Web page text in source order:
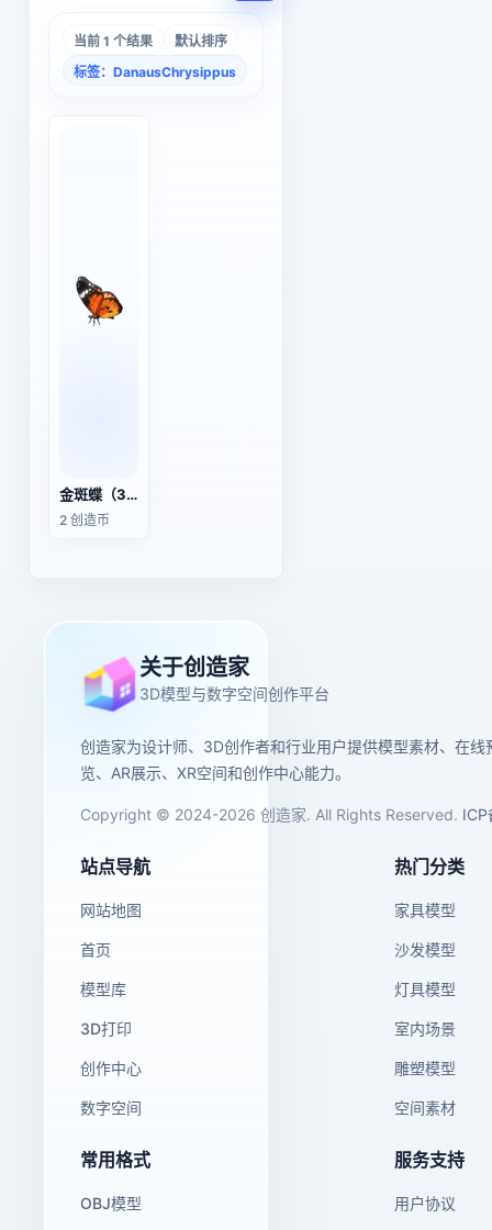
当前 1 个结果
默认排序
标签：DanausChrysippus
金斑蝶（3D动画模型）
2 创造币
关于创造家
3D模型与数字空间创作平台
创造家为设计师、3D创作者和行业用户提供模型素材、在线
览、AR展示、XR空间和创作中心能力。
Copyright © 2024-2026 创造家. All Rights Reserved. ICP
站点导航
网站地图
首页
模型库
3D打印
创作中心
数字空间
热门分类
家具模型
沙发模型
灯具模型
室内场景
雕塑模型
空间素材
常用格式
OBJ模型
服务支持
用户协议